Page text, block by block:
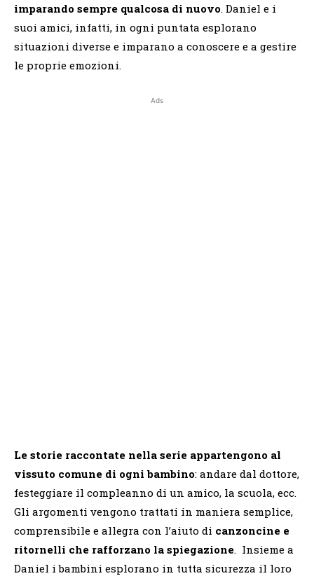
imparando sempre qualcosa di nuovo. Daniel e i
suoi amici, infatti, in ogni puntata esplorano
situazioni diverse e imparano a conoscere e a gestire
le proprie emozioni.
Ads
Le storie raccontate nella serie appartengono al
vissuto comune di ogni bambino: andare dal dottore,
festeggiare il compleanno di un amico, la scuola, ecc.
Gli argomenti vengono trattati in maniera semplice,
comprensibile e allegra con l’aiuto di canzoncine e
ritornelli che rafforzano la spiegazione. Insieme a
Daniel i bambini esplorano in tutta sicurezza il loro